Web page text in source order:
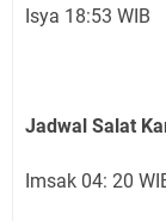
Isya 18:53 WIB
Jadwal Salat
Imsak 04: 20